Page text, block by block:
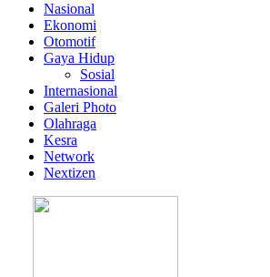
Nasional
Ekonomi
Otomotif
Gaya Hidup
Sosial
Internasional
Galeri Photo
Olahraga
Kesra
Network
Nextizen